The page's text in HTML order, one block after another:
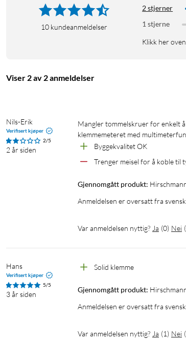
10 kundeanmeldelser
2 stjerner
1 stjerne
Klikk her
Viser 2 av 2 anmeldelser
Nils-Erik
Verifisert kjøper
2/5
2 år siden
Mangler tommelskruer for enkelt å koble til eksisterende testledninger med smale probepinner på multimeteret og
klemmemeteret med
Byggekvalitet OK
Trenger meisel for å koble til
Gjennomgått produkt:
Anmeldelsen er oversatt fra svensk
Var anmeldelsen nyttig? Ja (0) Nei (
Hans
Verifisert kjøper
5/5
3 år siden
Solid klemme
Gjennomgått produkt:
Anmeldelsen er oversatt fra svensk
Var anmeldelsen nyttig? Ja (1) Nei (